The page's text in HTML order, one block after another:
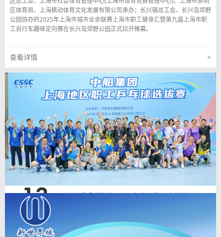
区体育局、上海枫动体育文化发展有限公司承办；长兴镇总工会、长兴岛郊野
公园协办的2025年上海市城市业余联赛上海市职工健身汇暨第九届上海市职
工自行车趣味定向赛在长兴岛郊野公园正式拉开帷幕。
查看详情 >
13
2025-7-13
职工乒乓球比赛|2025年中船集团上海地区职工
职工乒乓球比赛|2025年中船集团上海地区职工乒乓球选拔赛。今天，我们在
这里比团结、比速度、比耐力、比技巧，同时也是比意志、比心理、比组织、